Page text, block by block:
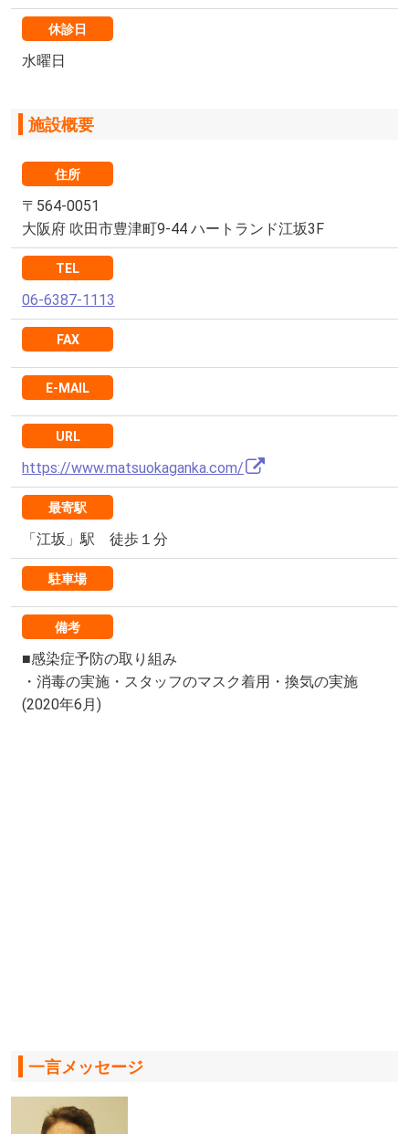
休診日
水曜日
施設概要
住所
〒564-0051
大阪府 吹田市豊津町9-44 ハートランド江坂3F
TEL
06-6387-1113
FAX
E-MAIL
URL
https://www.matsuokaganka.com/
最寄駅
「江坂」駅 徒歩１分
駐車場
備考
■感染症予防の取り組み
・消毒の実施・スタッフのマスク着用・換気の実施
(2020年6月)
一言メッセージ